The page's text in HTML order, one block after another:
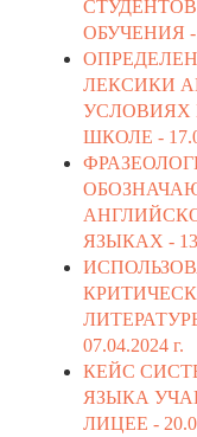
ОБУЧЕНИЯ -
ЛЕКСИКИ
УСЛОВИЯХ
ШКОЛЕ -
ЯЗЫКАХ -
07.04.2024 г.
КЕЙС
ЯЗЫКА
ЛИЦЕЕ -